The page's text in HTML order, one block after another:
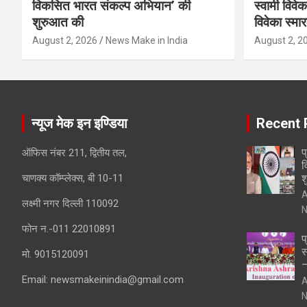
विकसित भारत संकल्प अभियान’ की
शुरुआत की
August 2, 2026 News Make in India
स्वामी
विवेका
August 2,
न्यूज मेक इन इण्डिया
ऑफिस नंबर 211, द्वितीय तल,
चाणक्य कॉम्प्लेक्स, बी 10-11
लक्ष्मी नगर दिल्ली 110092
फोन न.-011 22010891
मो. 9015120091
Email: newsmakeinindia@gmail.com
Recent